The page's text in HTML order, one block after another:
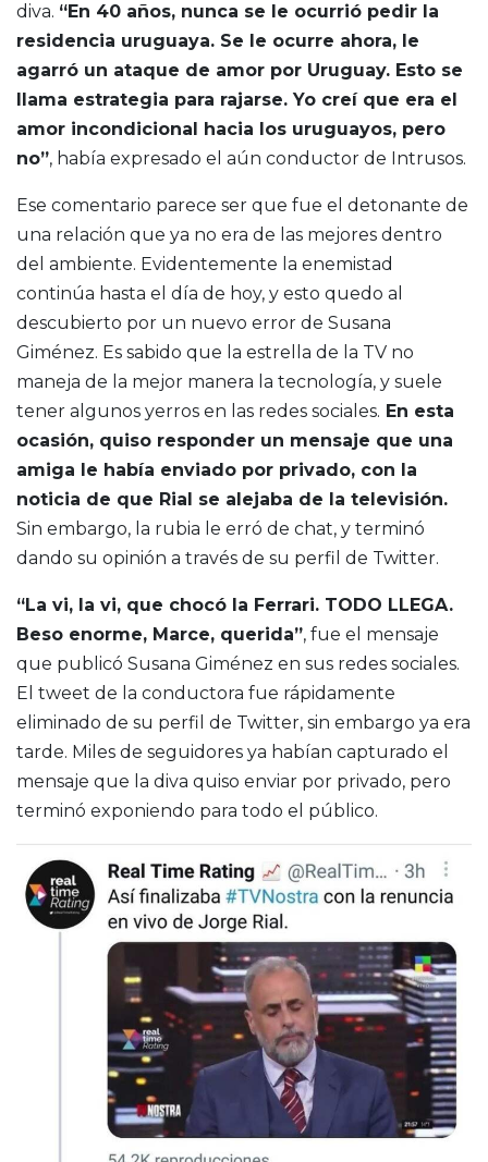
diva. “En 40 años, nunca se le ocurrió pedir la
residencia uruguaya. Se le ocurre ahora, le
agarró un ataque de amor por Uruguay. Esto se
llama estrategia para rajarse. Yo creí que era el
amor incondicional hacia los uruguayos, pero
no”, había expresado el aún conductor de Intrusos.
Ese comentario parece ser que fue el detonante de
una relación que ya no era de las mejores dentro
del ambiente. Evidentemente la enemistad
continúa hasta el día de hoy, y esto quedo al
descubierto por un nuevo error de Susana
Giménez. Es sabido que la estrella de la TV no
maneja de la mejor manera la tecnología, y suele
tener algunos yerros en las redes sociales. En esta
ocasión, quiso responder un mensaje que una
amiga le había enviado por privado, con la
noticia de que Rial se alejaba de la televisión.
Sin embargo, la rubia le erró de chat, y terminó
dando su opinión a través de su perfil de Twitter.
“La vi, la vi, que chocó la Ferrari. TODO LLEGA.
Beso enorme, Marce, querida”, fue el mensaje
que publicó Susana Giménez en sus redes sociales.
El tweet de la conductora fue rápidamente
eliminado de su perfil de Twitter, sin embargo ya era
tarde. Miles de seguidores ya habían capturado el
mensaje que la diva quiso enviar por privado, pero
terminó exponiendo para todo el público.